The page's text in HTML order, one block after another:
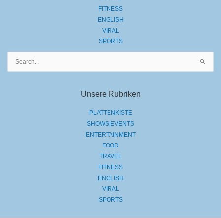
FITNESS
ENGLISH
VIRAL
SPORTS
Unsere Rubriken
PLATTENKISTE
SHOWS|EVENTS
ENTERTAINMENT
FOOD
TRAVEL
FITNESS
ENGLISH
VIRAL
SPORTS